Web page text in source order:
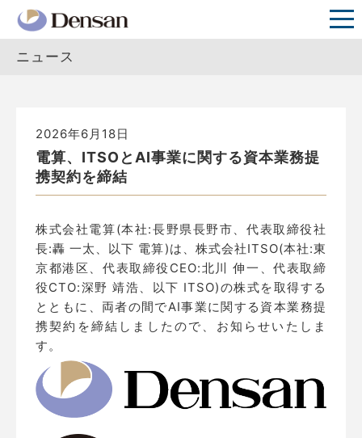
ニュース
2026年6月18日
電算、ITSOとAI事業に関する資本業務提
携契約を締結
株式会社電算(本社:長野県長野市、代表取締役社
長:轟 一太、以下 電算)は、株式会社ITSO(本社:東
京都港区、代表取締役CEO:北川 伸一、代表取締
役CTO:深野 靖浩、以下 ITSO)の株式を取得する
とともに、両者の間でAI事業に関する資本業務提
携契約を締結しましたので、お知らせいたしま
す。